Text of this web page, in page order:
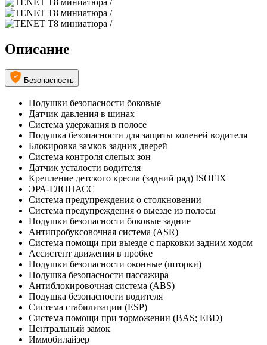
Описание
Безопасность
Подушки безопасности боковые
Датчик давления в шинах
Система удержания в полосе
Подушка безопасности для защиты коленей водителя
Блокировка замков задних дверей
Система контроля слепых зон
Датчик усталости водителя
Крепление детского кресла (задний ряд) ISOFIX
ЭРА-ГЛОНАСС
Система предупреждения о столкновении
Система предупреждения о выезде из полосы
Подушки безопасности боковые задние
Антипробуксовочная система (ASR)
Система помощи при выезде с парковки задним ходом
Ассистент движения в пробке
Подушки безопасности оконные (шторки)
Подушка безопасности пассажира
Антиблокировочная система (ABS)
Подушка безопасности водителя
Система стабилизации (ESP)
Система помощи при торможении (BAS; EBD)
Центральный замок
Иммобилайзер